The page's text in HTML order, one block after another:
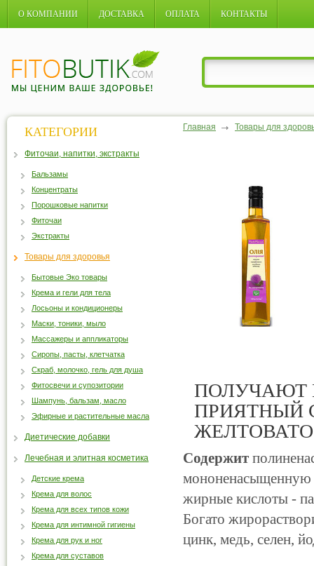
О КОМПАНИИ ДОСТАВКА ОПЛАТА КОНТАКТЫ
Главная Товары для
ПОЛУЧАЮТ
ПРИЯТНЫЙ
Содержит
жирные кислоты -
Богато
цинк, медь, селен,
КАТЕГОРИИ
Фиточаи, напитки, экстракты
Бальзамы
Концентраты
Порошковые напитки
Фиточаи
Экстракты
Товары для здоровья
Бытовые Эко товары
Крема и гели для тела
Лосьоны и кондиционеры
Маски, тоники, мыло
Массажеры и аппликаторы
Сиропы, пасты, клетчатка
Скраб, молочко, гель для душа
Фитосвечи и супозитории
Шампунь, бальзам, масло
Эфирные и растительные масла
Диетические добавки
Лечебная и элитная косметика
Детские крема
Крема для волос
Крема для всех типов кожи
Крема для интимной гигиены
Крема для рук и ног
Крема для суставов